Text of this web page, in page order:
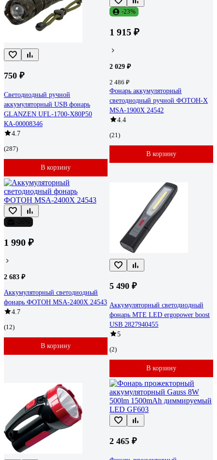
750 ₽
Светодиодный ручной
аккумуляторный USB фонарь
GLANZEN UFL-1700-X80P50
КА-00008346
4.7
(287)
В корзину
-23%
1 915 ₽
2 029 ₽
2 486 ₽
Фонарь аккумуляторный
светодиодный ручной ФОТОН-Х
MSA-1900X 24542
4.4
(21)
В корзину
1 990 ₽
2 683 ₽
Аккумуляторный светодиодный
фонарь ФОТОН MSA-2400X 24543
4.7
(12)
В корзину
5 490 ₽
Аккумуляторный светодиодный
фонарь MTE LED ergopower boost
USB 2827940455
5
(2)
В корзину
2 465 ₽